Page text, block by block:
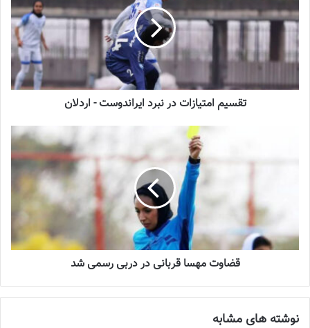
2022-12-16
شماره 1054 روزنامه فوتبالز منتشر شد
2023-12-25
شماره 900 روزنامه فوتبالز منتشر شد
2023-06-14
شماره 918 روزنامه فوتبالز منتشر شد
2023-07-07
◾️با فوتبالز همراه شوید◾️فوتبالز را در اینستاگرام دنبال کنید
تقسیم امتیازات در نبرد ایراندوست - اردلان
قضاوت مهسا قربانی در دربی رسمی شد
نوشته های مشابه